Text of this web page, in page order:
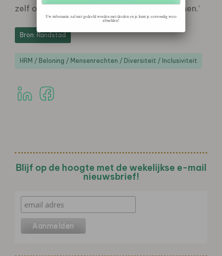
zelf ook aan VSO-projecten deel zullen nemen.’
Bron: Randstad
HRM / Beloning / Mensenrechten / Diversiteit / Inclusiviteit
Blijf op de hoogte met de wekelijkse e-mail
nieuwsbrief!
Uw informatie zal niet gedeeld worden met derden en je kunt je eenvoudig weer
afmelden!